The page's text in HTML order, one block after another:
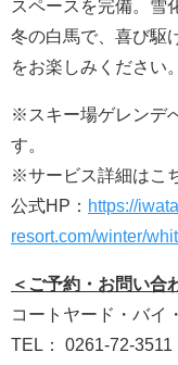
スペースを完備。雪
冬の白馬で、喜び駆
をお楽しみください。
※スキー場ゲレンデ
す。
※サービス詳細はこ
公式HP： https://
resort.com/winter/
＜ご予約・お問い合
コートヤード・バイ
TEL： 0261-72-